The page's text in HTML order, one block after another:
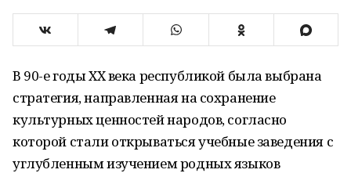
В 90-е годы XX века республикой была выбрана
стратегия, направленная на сохранение
культурных ценностей народов, согласно
которой стали открываться учебные заведения с
углубленным изучением родных языков